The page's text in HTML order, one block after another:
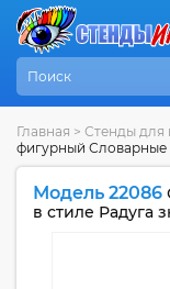
Главная > Стенды для
фигурный Словарные
Модель 22086
в стиле Радуга